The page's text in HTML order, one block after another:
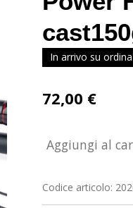
In arrivo su
72,00 €
Aggiungi al
Codice articolo: